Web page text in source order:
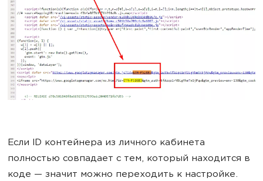
Если ID контейнера из личного кабинета
полностью совпадает с тем, который находится в
коде — значит можно переходить к настройке.